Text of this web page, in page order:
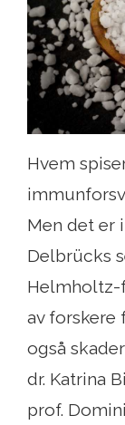
Hvem
Men det er
Delbrücks
Helmholtz-
av forskere
også
dr. Katrina
prof.